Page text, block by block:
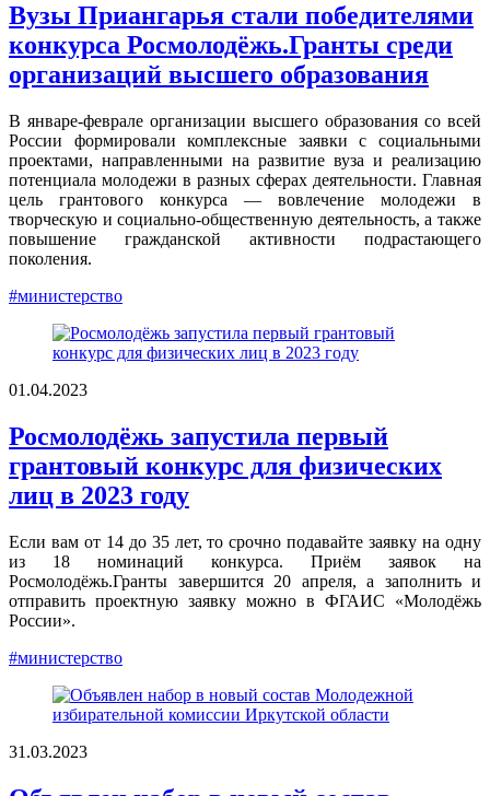
Вузы Приангарья стали победителями
конкурса Росмолодёжь.Гранты среди
организаций высшего образования
В январе-феврале организации высшего образования со всей
России формировали комплексные заявки с социальными
проектами, направленными на развитие вуза и реализацию
потенциала молодежи в разных сферах деятельности. Главная
цель грантового конкурса — вовлечение молодежи в
творческую и социально-общественную деятельность, а также
повышение гражданской активности подрастающего
поколения.
#министерство
01.04.2023
Росмолодёжь запустила первый
грантовый конкурс для физических
лиц в 2023 году
Если вам от 14 до 35 лет, то срочно подавайте заявку на одну
из 18 номинаций конкурса. Приём заявок на
Росмолодёжь.Гранты завершится 20 апреля, а заполнить и
отправить проектную заявку можно в ФГАИС «Молодёжь
России».
#министерство
31.03.2023